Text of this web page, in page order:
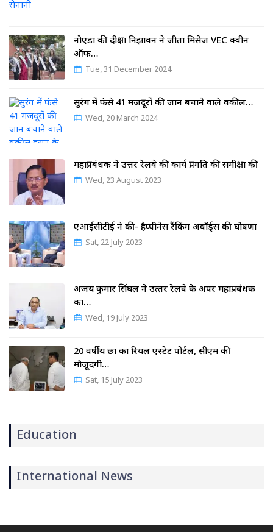
नोएडा की दीक्षा निझावन ने जीता मिसेज VEC क्वीन
ऑफ…
Tue, 31 December 2024
सुरंग में फंसे 41 मजदूरों की जान बचाने वाले वकील…
Wed, 20 March 2024
महाप्रबंधक ने उत्तर रेलवे की कार्य प्रगति की समीक्षा की
Wed, 23 August 2023
एआईसीटीई ने की- हैप्पीनेस रैंकिंग अवॉर्ड्स की घोषणा
Sat, 22 July 2023
अजय कुमार सिंघल ने उत्‍तर रेलवे के अपर महाप्रबंधक
का…
Wed, 19 July 2023
20 वर्षीय छात्र का रियल एस्टेट पोर्टल, सीएम की
मौजूदगी…
Sat, 15 July 2023
Education
International News